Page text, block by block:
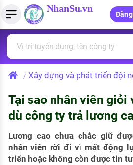
NhanSu.vn
Tìm việc làm
Việc làm ngành luật
Việc làm lương cao
Việc làm tốt nhất
CÔNG TY
Quản lý CV
Tải CV lên
Tạo CV trực tuyến
Mẫu CV đơn giản
Tính lương Gross - Net
Tính thuế thu nhập cá nhân
Tính trợ cấp thất nghiệp
PHÁP LUẬT VIỆT NAM
Văn bản pháp luật
PHÁP LUẬT LAO ĐỘNG
Lao động và tiền lương
Bảo hiểm và phúc lợi
/ Xây dựng và phát triển đội
Tại sao nhân viên giỏi
dù công ty trả lương
Lương cao chưa chắc giữ
nhân viên rời đi vì mất động
triển hoặc không còn được tin